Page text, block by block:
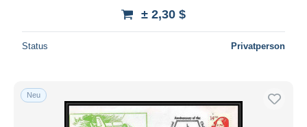
± 2,30 $
Status Privatperson
Neu